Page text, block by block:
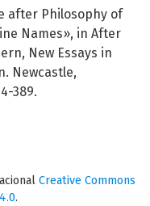
after Philosophy of
Names», in After
New Essays in
Newcastle,
389.
Creative Commons
.